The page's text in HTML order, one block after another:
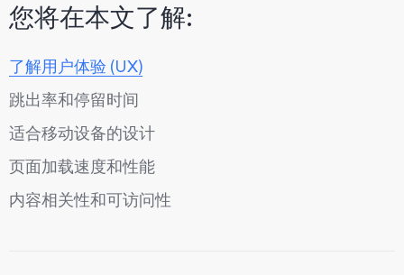
您将在本文了解:
了解用户体验 (UX)
跳出率和停留时间
适合移动设备的设计
页面加载速度和性能
内容相关性和可访问性